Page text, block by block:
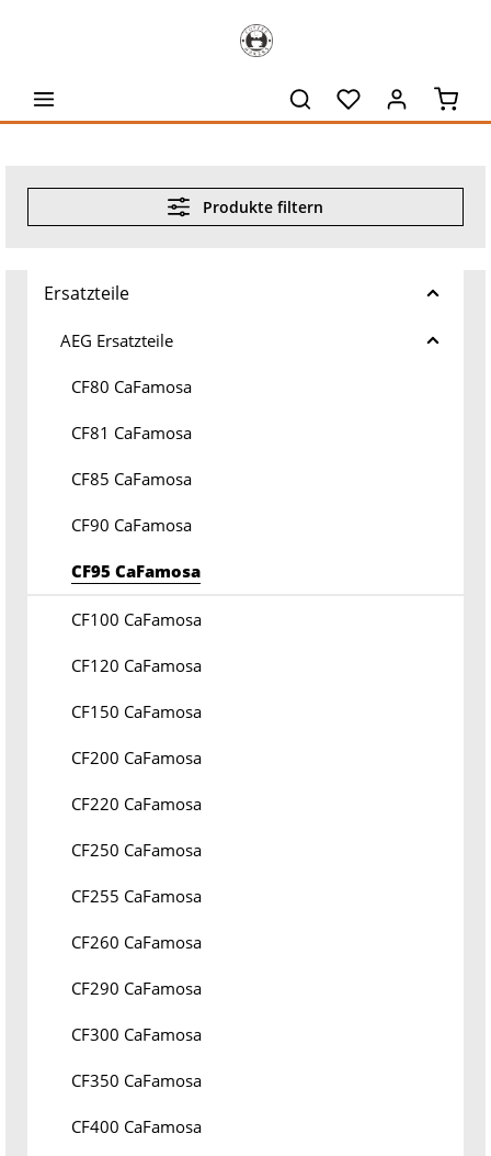
Produkte filtern
Ersatzteile
AEG Ersatzteile
CF80 CaFamosa
CF81 CaFamosa
CF85 CaFamosa
CF90 CaFamosa
CF95 CaFamosa
CF100 CaFamosa
CF120 CaFamosa
CF150 CaFamosa
CF200 CaFamosa
CF220 CaFamosa
CF250 CaFamosa
CF255 CaFamosa
CF260 CaFamosa
CF290 CaFamosa
CF300 CaFamosa
CF350 CaFamosa
CF400 CaFamosa